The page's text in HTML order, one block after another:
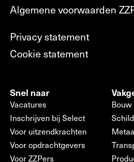
Algemene voorwaarden
Privacy statement
Cookie statement
Snel naar
Vacatures
Inschrijven bij Select
Voor uitzendkrachten
Voor opdrachtgevers
Voor ZZPers
Bouw